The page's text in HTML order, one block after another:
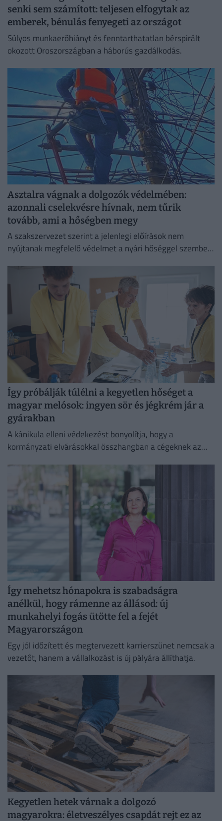
senki sem számított: teljesen elfogytak az
emberek, bénulás fenyegeti az országot
Súlyos munkaerőhiányt és fenntarthatatlan bérspirált
okozott Oroszországban a háborús gazdálkodás.
Asztalra vágnak a dolgozók védelmében:
azonnali cselekvésre hívnak, nem tűrik
tovább, ami a hőségben megy
A szakszervezet szerint a jelenlegi előírások nem
nyújtanak megfelelő védelmet a nyári hőséggel szemben,
védelmében.
Így próbálják túlélni a kegyetlen hőséget a
magyar melósok: ingyen sör és jégkrém jár a
gyárakban
A kánikula elleni védekezést bonyolítja, hogy a
kormányzati elvárásokkal összhangban a cégeknek az
Így mehetsz hónapokra is szabadságra
anélkül, hogy rámenne az állásod: új
munkahelyi fogás ütötte fel a fejét
Magyarországon
Egy jól időzített és megtervezett karrierszünet nemcsak a
vezetőt, hanem a vállalkozást is új pályára állíthatja.
Kegyetlen hetek várnak a dolgozó
magyarokra: életveszélyes csapdát rejt ez az